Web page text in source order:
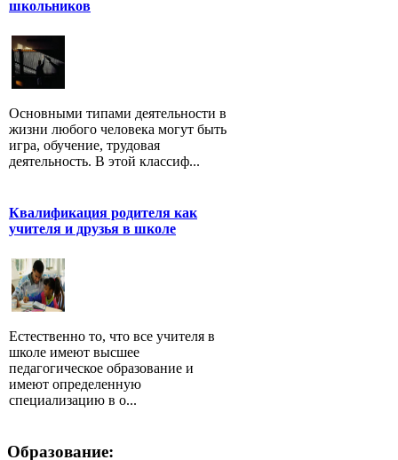
школьников
Основными типами деятельности в
жизни любого человека могут быть
игра, обучение, трудовая
деятельность. В этой классиф...
Квалификация родителя как
учителя и друзья в школе
Естественно то, что все учителя в
школе имеют высшее
педагогическое образование и
имеют определенную
специализацию в о...
Образование: